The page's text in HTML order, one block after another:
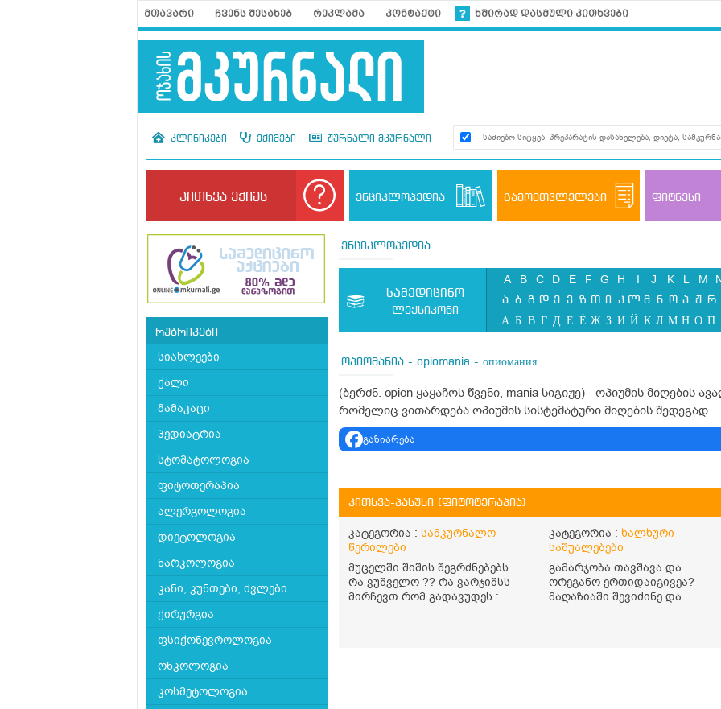
მთავარი ჩვენს შესახებ რეკლამა კონტაქტი ხშირად დასმული კითხვები
კლინიკები ექიმები ჟურნალი მკურნალი
კითხვა ექიმს ენციკლოპედია გამომთვლელები ფიტნესი
რუბრიკები
სიახლეები
ქალი
მამაკაცი
პედიატრია
სტომატოლოგია
ფიტოთერაპია
ალერგოლოგია
დიეტოლოგია
ნარკოლოგია
კანი, კუნთები, ძვლები
ქირურგია
ფსიქონევროლოგია
ონკოლოგია
კოსმეტოლოგია
ენციკლოპედია
სამედიცინო
ლექსიკონი
A B C D E F G H I J K L M
ა ბ გ დ ე ვ ზ თ ი კ ლ მ ნ ო პ ჟ
რ
А Б В Г Д Е Ё Ж З И Й К Л М Н О П
ოპიომანია - opiomania - опиомания
(ბერძნ. opion ყაყაჩოს წვენი, mania სიგიჟე) - ოპიუმის მიღების
რომელიც ვითარდება ოპიუმის სისტემატური მიღების შედეგად.
გაზიარება
კითხვა-პასუხი (ფიტოტერაპია)
კატეგორია : სამკურნალო
წერილები
მუცელში შიშის შეგრძნებებს
რა ვუშველო ?? რა ვარჯიშსს
მირჩევთ რომ გადავუდეს :
კატეგორია :ხალხური
საშუალებები
გამარჯობა.თავშავა და
ორეგანო ერთიდაიგივეა?
მაღაზიაში შევიძინე და